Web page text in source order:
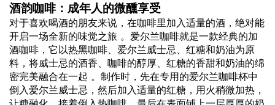
酒韵咖啡：成年人的微醺享受
对于喜欢喝酒的朋友来说，在咖啡里加入适量的酒，绝对能
开启一场全新的味觉之旅 。爱尔兰咖啡就是一款经典的加
酒咖啡，它以热黑咖啡、爱尔兰威士忌、红糖和奶油为原
料，将威士忌的酒香、咖啡的醇厚、红糖的香甜和奶油的绵
密完美融合在一起 。制作时，先在专用的爱尔兰咖啡杯中
倒入爱尔兰威士忌，然后加入适量的红糖，用火稍微加热，